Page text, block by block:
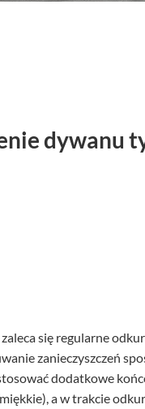
dywanu
się regularne
zanieczyszczeń
dodatkowe
a w trakcie